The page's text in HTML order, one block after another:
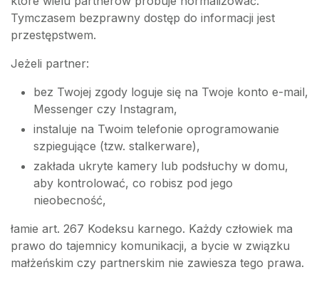
Tymczasem bezprawny dostęp do informacji jest
przestępstwem.
Jeżeli partner:
bez Twojej zgody loguje się na Twoje konto e-mail,
Messenger czy Instagram,
instaluje na Twoim telefonie oprogramowanie
szpiegujące (tzw. stalkerware),
zakłada ukryte kamery lub podsłuchy w domu,
aby kontrolować, co robisz pod jego
nieobecność,
łamie art. 267 Kodeksu karnego. Każdy człowiek ma
prawo do tajemnicy komunikacji, a bycie w związku
małżeńskim czy partnerskim nie zawiesza tego prawa.